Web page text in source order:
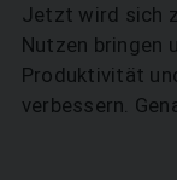
Jetzt wird sich
Nutzen bringen
Produktivität
verbessern.